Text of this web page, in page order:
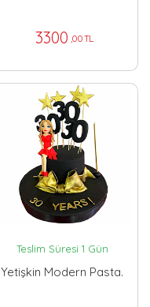
3300 ,00 TL
Teslim Süresi 1 Gün
Yetişkin Modern Pasta.